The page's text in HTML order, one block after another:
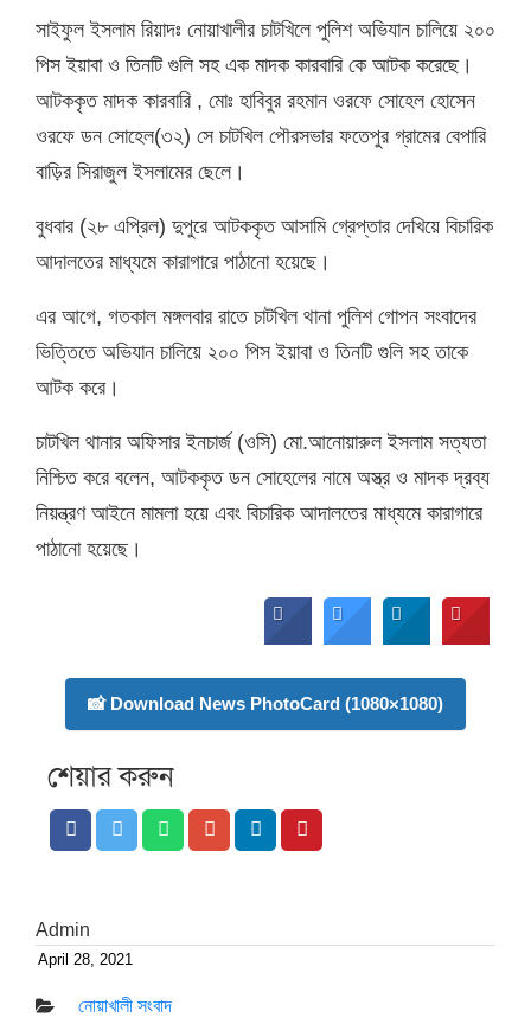
সাইফুল ইসলাম রিয়াদঃ নোয়াখালীর চাটখিলে পুলিশ অভিযান চালিয়ে ২০০
পিস ইয়াবা ও তিনটি গুলি সহ এক মাদক কারবারি কে আটক করেছে।
আটককৃত মাদক কারবারি , মোঃ হাবিবুর রহমান ওরফে সোহেল হোসেন
ওরফে ডন সোহেল(৩২) সে চাটখিল পৌরসভার ফতেপুর গ্রামের বেপারি
বাড়ির সিরাজুল ইসলামের ছেলে।
বুধবার (২৮ এপ্রিল) দুপুরে আটককৃত আসামি গ্রেপ্তার দেখিয়ে বিচারিক
আদালতের মাধ্যমে কারাগারে পাঠানো হয়েছে।
এর আগে, গতকাল মঙ্গলবার রাতে চাটখিল থানা পুলিশ গোপন সংবাদের
ভিত্তিতে অভিযান চালিয়ে ২০০ পিস ইয়াবা ও তিনটি গুলি সহ তাকে
আটক করে।
চাটখিল থানার অফিসার ইনচার্জ (ওসি) মো.আনোয়ারুল ইসলাম সত্যতা
নিশ্চিত করে বলেন, আটককৃত ডন সোহেলের নামে অস্ত্র ও মাদক দ্রব্য
নিয়ন্ত্রণ আইনে মামলা হয়ে এবং বিচারিক আদালতের মাধ্যমে কারাগারে
পাঠানো হয়েছে।
📸 Download News PhotoCard (1080×1080)
শেয়ার করুন
Admin
Posted
on
April 28, 2021
নোয়াখালী সংবাদ